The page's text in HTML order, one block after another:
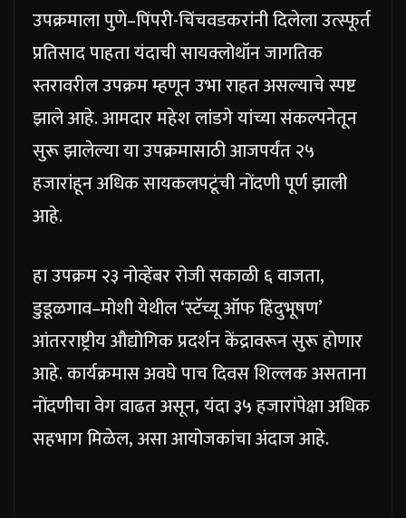
उपक्रमाला पुणे–पिंपरी-चिंचवडकरांनी दिलेला उत्स्फूर्त
प्रतिसाद पाहता यंदाची सायक्लोथॉन जागतिक
स्तरावरील उपक्रम म्हणून उभा राहत असल्याचे स्पष्ट
झाले आहे. आमदार महेश लांडगे यांच्या संकल्पनेतून
सुरू झालेल्या या उपक्रमासाठी आजपर्यंत २५
हजारांहून अधिक सायकलपटूंची नोंदणी पूर्ण झाली
आहे.
हा उपक्रम २३ नोव्हेंबर रोजी सकाळी ६ वाजता,
डुडूळगाव–मोशी येथील ‘स्टॅच्यू ऑफ हिंदुभूषण’
आंतरराष्ट्रीय औद्योगिक प्रदर्शन केंद्रावरून सुरू होणार
आहे. कार्यक्रमास अवघे पाच दिवस शिल्लक असताना
नोंदणीचा वेग वाढत असून, यंदा ३५ हजारांपेक्षा अधिक
सहभाग मिळेल, असा आयोजकांचा अंदाज आहे.